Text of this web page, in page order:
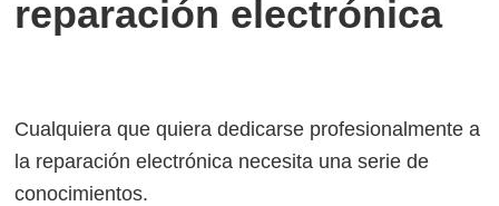
reparación electrónica
Cualquiera que quiera dedicarse profesionalmente a
la reparación electrónica necesita una serie de
conocimientos.